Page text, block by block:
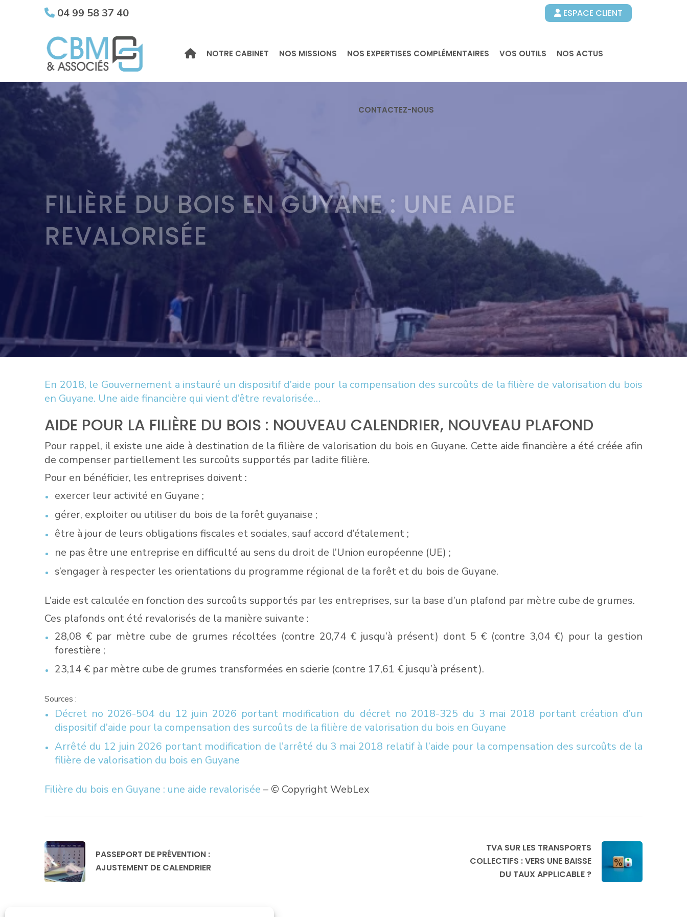
04 99 58 37 40 ESPACE CLIENT
NOTRE CABINET NOS MISSIONS NOS EXPERTISES COMPLÉMENTAIRES VOS OUTILS NOS ACTUS
CONTACTEZ-NOUS
FILIÈRE DU BOIS EN GUYANE : UNE AIDE
REVALORISÉE
En 2018, le Gouvernement a instauré un dispositif d’aide pour la compensation des surcoûts de la filière de valorisation du bois
en Guyane. Une aide financière qui vient d’être revalorisée…
AIDE POUR LA FILIÈRE DU BOIS : NOUVEAU CALENDRIER, NOUVEAU PLAFOND
Pour rappel, il existe une aide à destination de la filière de valorisation du bois en Guyane. Cette aide financière a été créée afin
de compenser partiellement les surcoûts supportés par ladite filière.
Pour en bénéficier, les entreprises doivent :
exercer leur activité en Guyane ;
gérer, exploiter ou utiliser du bois de la forêt guyanaise ;
être à jour de leurs obligations fiscales et sociales, sauf accord d’étalement ;
ne pas être une entreprise en difficulté au sens du droit de l’Union européenne (UE) ;
s’engager à respecter les orientations du programme régional de la forêt et du bois de Guyane.
L’aide est calculée en fonction des surcoûts supportés par les entreprises, sur la base d’un plafond par mètre cube de grumes.
Ces plafonds ont été revalorisés de la manière suivante :
28,08 € par mètre cube de grumes récoltées (contre 20,74 € jusqu’à présent) dont 5 € (contre 3,04 €) pour la gestion
forestière ;
23,14 € par mètre cube de grumes transformées en scierie (contre 17,61 € jusqu’à présent).
Sources :
Décret no 2026-504 du 12 juin 2026 portant modification du décret no 2018-325 du 3 mai 2018 portant création d’un
dispositif d’aide pour la compensation des surcoûts de la filière de valorisation du bois en Guyane
Arrêté du 12 juin 2026 portant modification de l’arrêté du 3 mai 2018 relatif à l’aide pour la compensation des surcoûts de la
filière de valorisation du bois en Guyane
Filière du bois en Guyane : une aide revalorisée – © Copyright WebLex
PASSEPORT DE PRÉVENTION :
AJUSTEMENT DE CALENDRIER
TVA SUR LES TRANSPORTS
COLLECTIFS : VERS UNE BAISSE
DU TAUX APPLICABLE ?